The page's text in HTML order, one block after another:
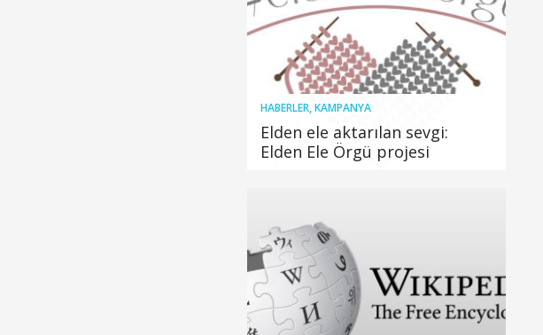
HABERLER,KAMPANYA
Elden ele aktarılan sevgi:
Elden Ele Örgü projesi